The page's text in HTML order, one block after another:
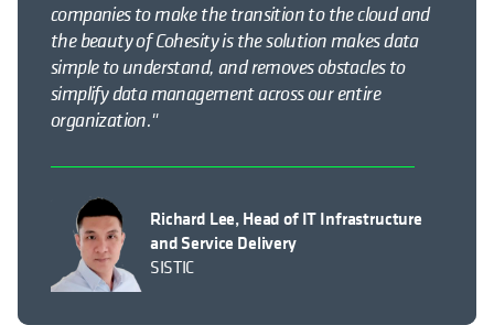
companies to make the transition to the cloud and
the beauty of Cohesity is the solution makes data
simple to understand, and removes obstacles to
simplify data management across our entire
organization."
Richard Lee, Head of IT Infrastructure
and Service Delivery
SISTIC